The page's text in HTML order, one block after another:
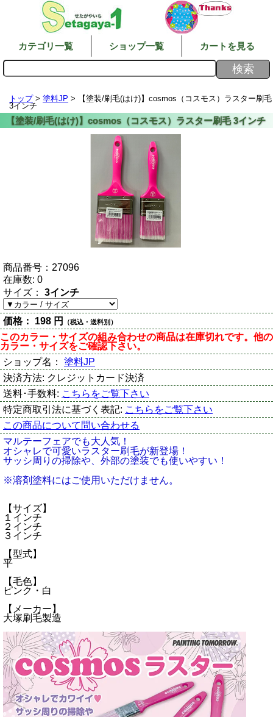
カテゴリ一覧 ショップ一覧 カートを見る
トップ> 塗料JP > 【塗装/刷毛(はけ)】cosmos（コスモス）ラスター刷毛
3インチ
商品番号： 27096
在庫数: 0
サイズ： 3インチ
価格： 198 円 （税込・送料別）
このカラー・サイズの組み合わせの商品は在庫切れです。他の
カラー・サイズをご確認下さい。
ショップ名： 塗料JP
決済方法: クレジットカード決済
送料･手数料: こちらをご覧下さい
特定商取引法に基づく表記: こちらをご覧下さい
この商品について問い合わせる
マルテーフェアでも大人気！
オシャレで可愛いラスター刷毛が新登場！
サッシ周りの掃除や、外部の塗装でも使いやすい！
※溶剤塗料にはご使用いただけません。
【サイズ】
１インチ
２インチ
３インチ
【型式】
平
【毛色】
ピンク・白
【メーカー】
大塚刷毛製造